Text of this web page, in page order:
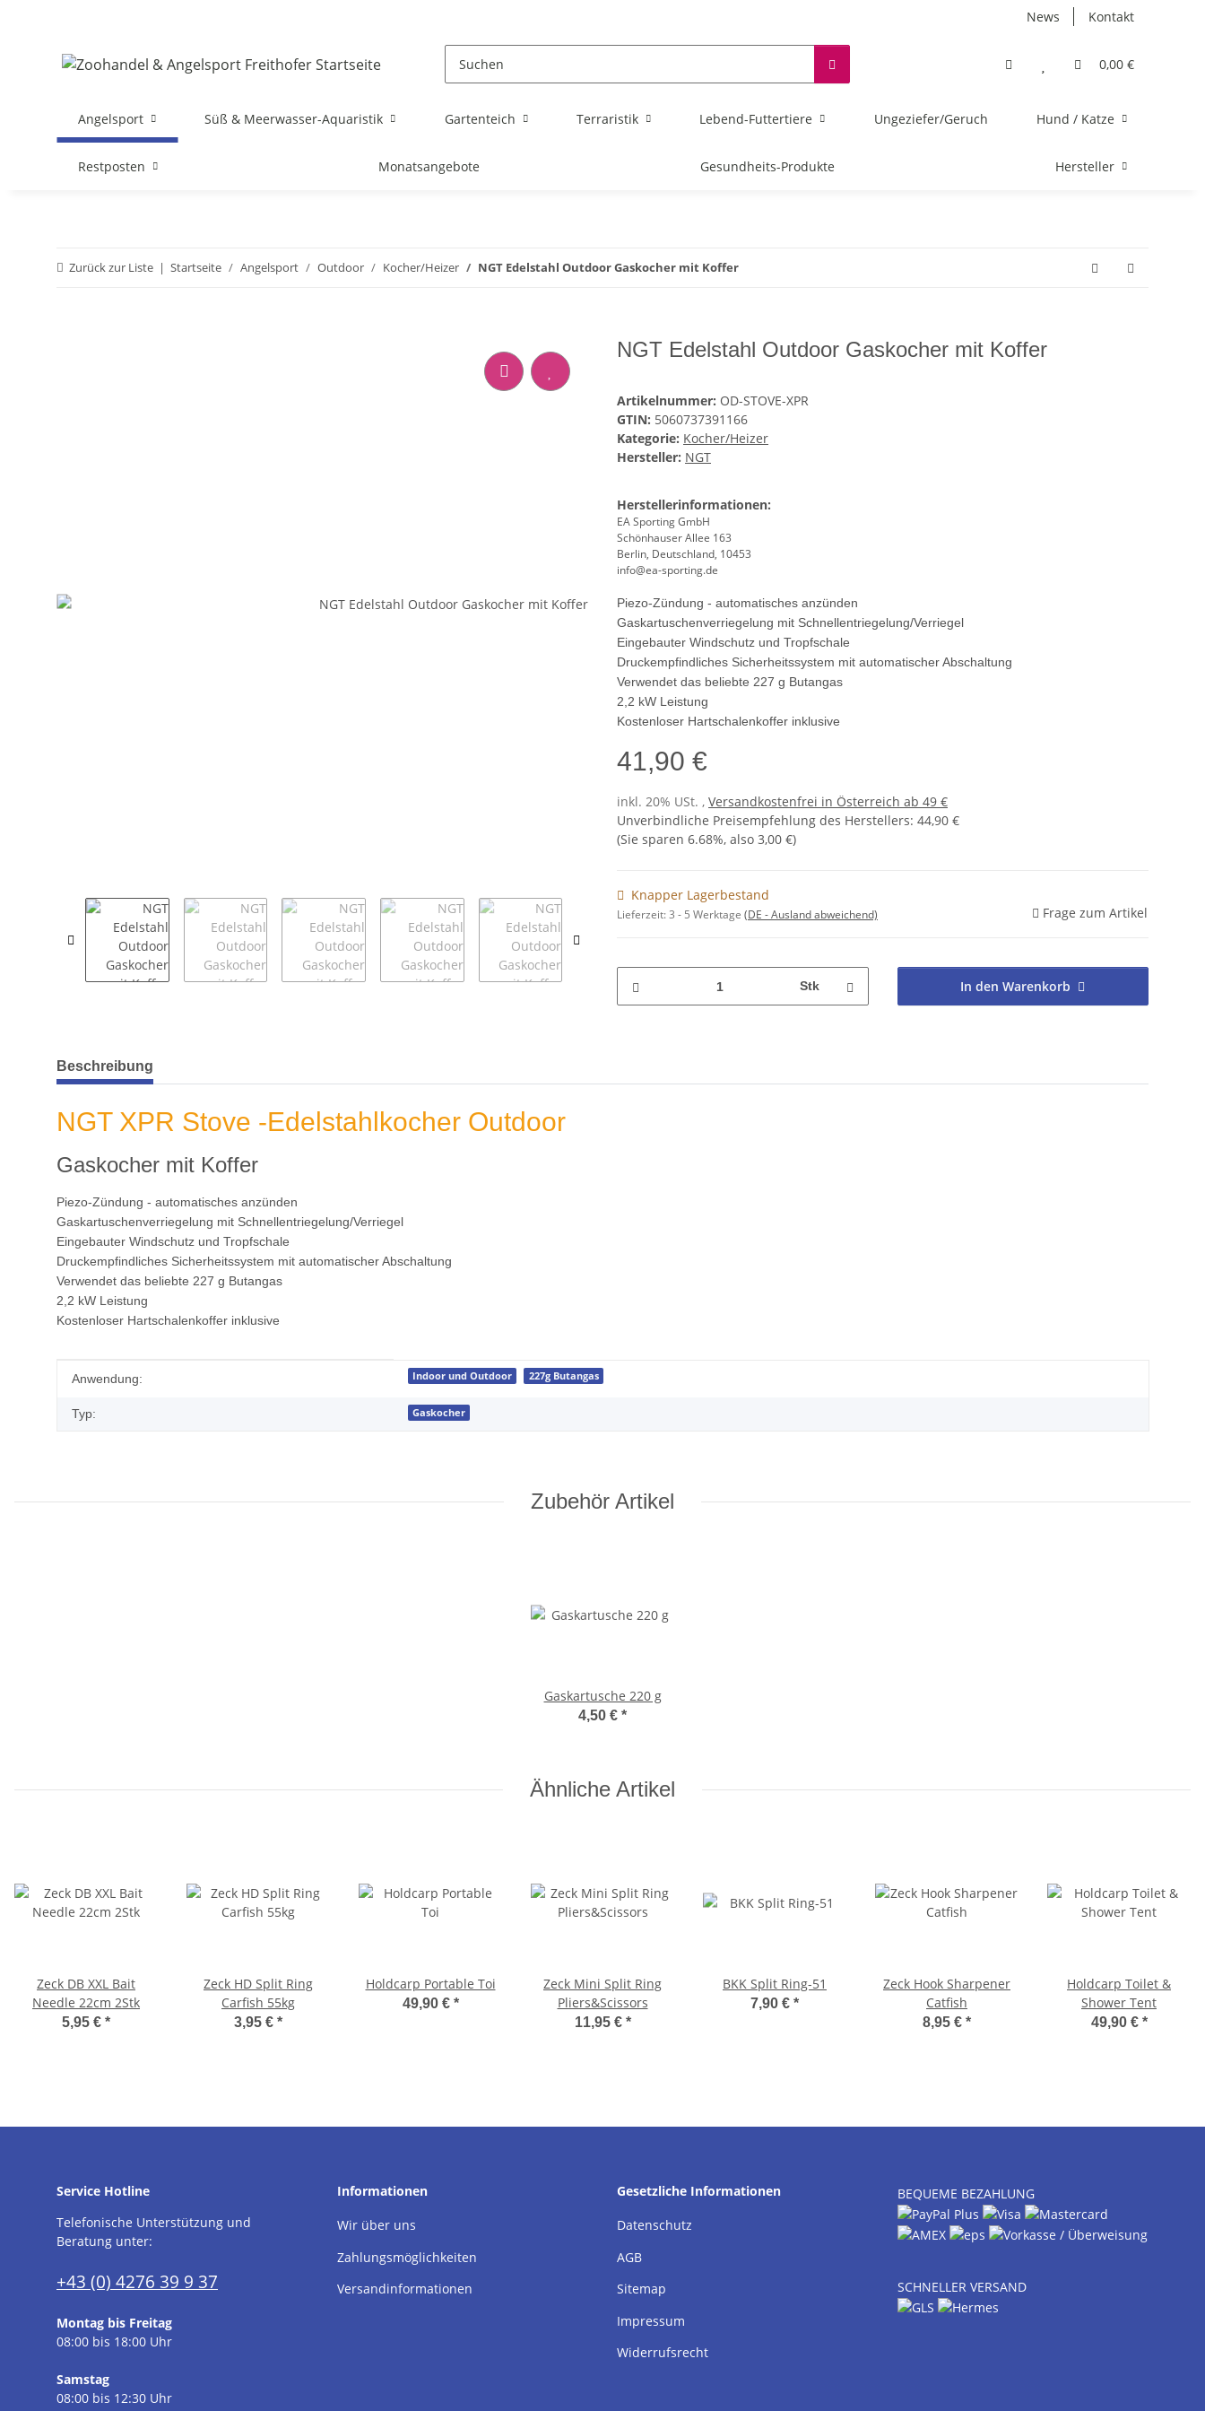
News Kontakt
0,00 €
Angelsport Süß & Meerwasser-Aquaristik Gartenteich Terraristik Lebend-Futtertiere Ungeziefer/Geruch Hund / Katze
Restposten Monatsangebote Gesundheits-Produkte Hersteller
Zurück zur Liste Startseite Angelsport Outdoor Kocher/Heizer NGT Edelstahl Outdoor Gaskocher mit Koffer
NGT Edelstahl Outdoor Gaskocher mit Koffer
Artikelnummer: OD-STOVE-XPR
GTIN: 5060737391166
Kategorie: Kocher/Heizer
Hersteller: NGT
Herstellerinformationen:
EA Sporting GmbH
Schönhauser Allee 163
Berlin, Deutschland, 10453
info@ea-sporting.de
Piezo-Zündung - automatisches anzünden
Gaskartuschenverriegelung mit Schnellentriegelung/Verriegel
Eingebauter Windschutz und Tropfschale
Druckempfindliches Sicherheitssystem mit automatischer Abschaltung
Verwendet das beliebte 227 g Butangas
2,2 kW Leistung
Kostenloser Hartschalenkoffer inklusive
41,90 €
inkl. 20% USt. , Versandkostenfrei in Österreich ab 49 €
Unverbindliche Preisempfehlung des Herstellers: 44,90 €
(Sie sparen 6.68%, also 3,00 €)
Knapper Lagerbestand
Lieferzeit:3 - 5 Werktage (DE - Ausland abweichend) Frage zum Artikel
Stk In den Warenkorb
weitere Registerkarten anzeigen
Beschreibung
NGT XPR Stove -Edelstahlkocher Outdoor
Gaskocher mit Koffer
Piezo-Zündung - automatisches anzünden
Gaskartuschenverriegelung mit Schnellentriegelung/Verriegel
Eingebauter Windschutz und Tropfschale
Druckempfindliches Sicherheitssystem mit automatischer Abschaltung
Verwendet das beliebte 227 g Butangas
2,2 kW Leistung
Kostenloser Hartschalenkoffer inklusive
Produkteigenschaft
Wert
Anwendung: Indoor und Outdoor 227g Butangas
Typ: Gaskocher
Zubehör Artikel
Gaskartusche 220 g
4,50 € *
Ähnliche Artikel
Zeck DB XXL Bait
Needle 22cm 2Stk
5,95 € *
Zeck HD Split Ring
Carfish 55kg
3,95 € *
Holdcarp Portable Toi
49,90 € *
Zeck Mini Split Ring
Pliers&Scissors
11,95 € *
BKK Split Ring-51
7,90 € *
Zeck Hook Sharpener
Catfish
8,95 € *
Holdcarp Toilet &
Shower Tent
49,90 € *
Service Hotline
Telefonische Unterstützung und
Beratung unter:
+43 (0) 4276 39 9 37
Montag bis Freitag
08:00 bis 18:00 Uhr
Samstag
08:00 bis 12:30 Uhr
Informationen
Wir über uns
Zahlungsmöglichkeiten
Versandinformationen
Gesetzliche Informationen
Datenschutz
AGB
Sitemap
Impressum
Widerrufsrecht
BEQUEME BEZAHLUNG
SCHNELLER VERSAND